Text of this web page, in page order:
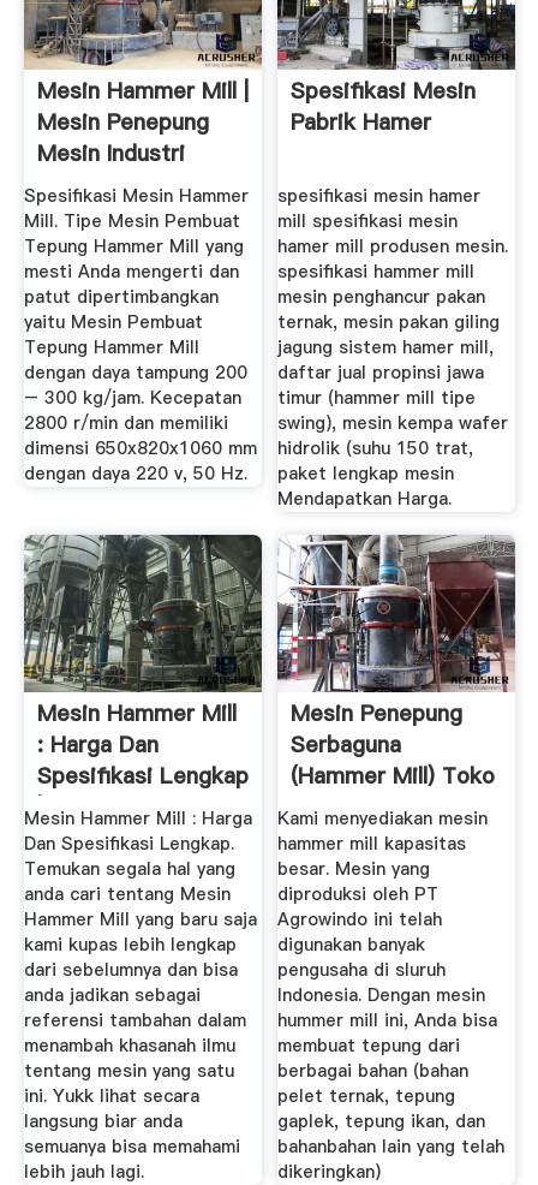
Mesin Hammer Mill |
Mesin Penepung
Mesin Industri
Murah
Spesifikasi Mesin Hammer
Mill. Tipe Mesin Pembuat
Tepung Hammer Mill yang
mesti Anda mengerti dan
patut dipertimbangkan
yaitu Mesin Pembuat
Tepung Hammer Mill
dengan daya tampung 200
– 300 kg/jam. Kecepatan
2800 r/min dan memiliki
dimensi 650x820x1060 mm
dengan daya 220 v, 50 Hz.
Spesifikasi Mesin
Pabrik Hamer
spesifikasi mesin hamer
mill spesifikasi mesin
hamer mill produsen mesin.
spesifikasi hammer mill
mesin penghancur pakan
ternak, mesin pakan giling
jagung sistem hamer mill,
daftar jual propinsi jawa
timur (hammer mill tipe
swing), mesin kempa wafer
hidrolik (suhu 150 trat,
paket lengkap mesin
Mendapatkan Harga.
Mesin Hammer Mill
: Harga Dan
Spesifikasi Lengkap
| Sajian ...
Mesin Hammer Mill : Harga
Dan Spesifikasi Lengkap.
Temukan segala hal yang
anda cari tentang Mesin
Hammer Mill yang baru saja
kami kupas lebih lengkap
dari sebelumnya dan bisa
anda jadikan sebagai
referensi tambahan dalam
menambah khasanah ilmu
tentang mesin yang satu
ini. Yukk lihat secara
langsung biar anda
semuanya bisa memahami
lebih jauh lagi.
Mesin Penepung
Serbaguna
(Hammer Mill) Toko
Mesin .
Kami menyediakan mesin
hammer mill kapasitas
besar. Mesin yang
diproduksi oleh PT
Agrowindo ini telah
digunakan banyak
pengusaha di sluruh
Indonesia. Dengan mesin
hummer mill ini, Anda bisa
membuat tepung dari
berbagai bahan (bahan
pelet ternak, tepung
gaplek, tepung ikan, dan
bahanbahan lain yang telah
dikeringkan)